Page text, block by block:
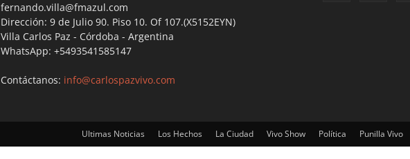
fernando.villa@fmazul.com
Dirección: 9 de Julio 90. Piso 10. Of 107.(X5152EYN)
Villa Carlos Paz - Córdoba - Argentina
WhatsApp: +5493541585147
Contáctanos: info@carlospazvivo.com
Ultimas Noticias Los Hechos La Ciudad Vivo Show Política Punilla Vivo